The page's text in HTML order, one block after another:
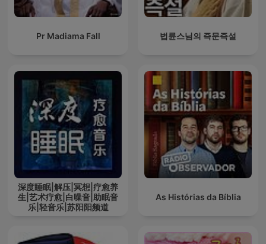
Pr Madiama Fall 법륜스님의 즉문즉설
深度睡眠|解压|冥想|疗愈养
生|艺术疗愈|白噪音|助眠音
乐|轻音乐|苏阳阳频道
As Histórias da Bíblia